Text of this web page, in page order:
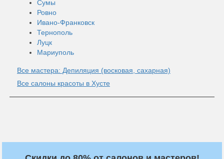
Сумы
Ровно
Ивано-Франковск
Тернополь
Луцк
Мариуполь
Все мастера: Депиляция (восковая, сахарная)
Все салоны красоты в Хусте